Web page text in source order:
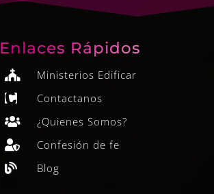
Enlaces Rápidos
 Ministerios Edificar
 Contactanos
 ¿Quienes Somos?
 Confesión de fe
 Blog